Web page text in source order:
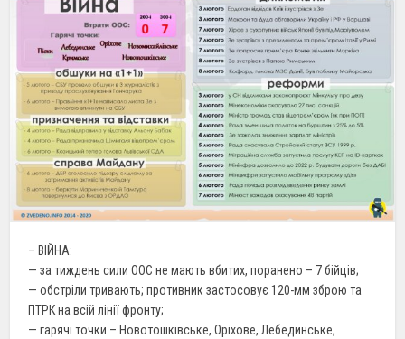
– ВІЙНА:
— за тиждень сили ООС не мають вбитих, поранено – 7 бійців;
— обстріли тривають; противник застосовує 120-мм зброю та
ПТРК на всій лінії фронту;
— гарячі точки – Новотошківське, Оріхове, Лебединське,